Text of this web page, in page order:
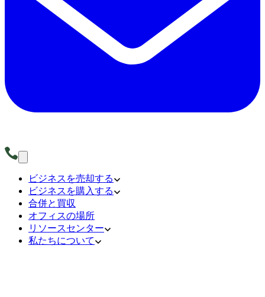
ビジネスを売却する
ビジネスを購入する
合併と買収
オフィスの場所
リソースセンター
私たちについて